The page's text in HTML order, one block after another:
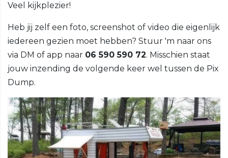
Veel kijkplezier!
Heb jij zelf een foto, screenshot of video die eigenlijk
iedereen gezien moet hebben? Stuur 'm naar ons
via DM of app naar 06 590 590 72. Misschien staat
jouw inzending de volgende keer wel tussen de Pix
Dump.